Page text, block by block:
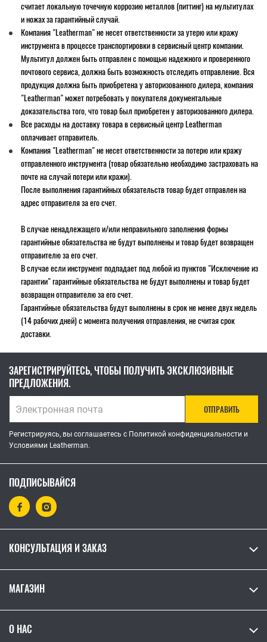
считает локальную точечную коррозию металлов (питтинг) на мультитулах
и ножах за гарантийный случай.
Компания "Leatherman" не несет ответственности за утерю или кражу
инструмента в процессе транспортировки в сервисный центр компании.
Мультитул должен быть отправлен с помощью надежного и проверенного
почтового сервиса, должна быть возможность отследить отправление. Вся
продукция должна быть приобретена у авторизованного дилера, компания
"Leatherman" может потребовать у покупателя документальные
доказательства того, что товар был приобретен у авторизованного дилера.
Все расходы на доставку товара в сервисный центр Leatherman
оплачивает отправитель.
Компания "Leatherman" не несет ответственности за потерю или кражу
отправленного инструмента (товар обязательно необходимо застраховать на
почте на случай потери или кражи).
После выполнения гарантийных обязательств товар будет отправлен на
адрес отправителя за его счет.
В случае ненадлежащего и/или неправильного заполнения формы
гарантийные обязательства не будут выполнены и товар будет возвращен
отправителю за его счет.
В случае если инструмент подпадает под любой из пунктов "Исключение из
гарантии" гарантийные обязательства не будут выполнены и товар будет
возвращен отправителю за его счет.
Гарантийные обязательства будут выполнены в срок не менее двух недель
(14 рабочих дней) с момента получения отправления, не считая срок
доставки.
ЗАРЕГИСТРИРУЙТЕСЬ, ЧТОБЫ ПОЛУЧИТЬ ЭКСКЛЮЗИВНЫЕ
ПРЕДЛОЖЕНИЯ.
ОТПРАВИТЬ
Регистрируясь, вы соглашаетесь с Политикой конфиденциальности и
Условиями Leatherman.
ПОДПИСЫВАЙСЯ
КОНСУЛЬТАЦИЯ И ЗАКАЗ
МАГАЗИН
О НАС